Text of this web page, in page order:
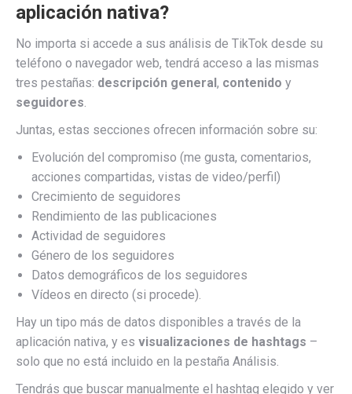
aplicación nativa?
No importa si accede a sus análisis de TikTok desde su
teléfono o navegador web, tendrá acceso a las mismas
tres pestañas: descripción general, contenido y
seguidores
Juntas, estas secciones ofrecen información sobre su:
Evolución del compromiso (me gusta, comentarios,
acciones compartidas, vistas de video/perfil)
Crecimiento de seguidores
Rendimiento de las publicaciones
Actividad de seguidores
Género de los seguidores
Datos demográficos de los seguidores
Vídeos en directo (si procede).
Hay un tipo más de datos disponibles a través de la
aplicación nativa, y es visualizaciones de hashtags –
solo que no está incluido en la pestaña Análisis.
Tendrás que buscar manualmente el hashtag elegido y ver